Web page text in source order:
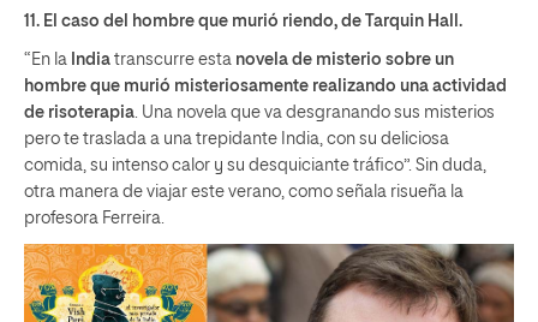
11. El caso del hombre que murió riendo, de Tarquin Hall.
“En la India transcurre esta novela de misterio sobre un
hombre que murió misteriosamente realizando una actividad
de risoterapia. Una novela que va desgranando sus misterios
pero te traslada a una trepidante India, con su deliciosa
comida, su intenso calor y su desquiciante tráfico”. Sin duda,
otra manera de viajar este verano, como señala risueña la
profesora Ferreira.